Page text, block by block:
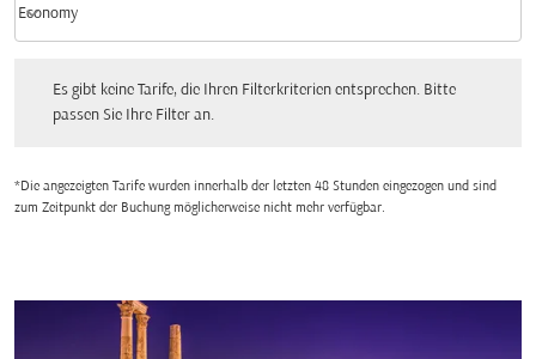
Kabinenklasse option Economy Selected
Economy
keyboard_arrow_down
Es gibt keine Tarife, die Ihren Filterkriterien entsprechen. Bitte
passen Sie Ihre Filter an.
*Die angezeigten Tarife wurden innerhalb der letzten 48 Stunden eingezogen und sind
zum Zeitpunkt der Buchung möglicherweise nicht mehr verfügbar.